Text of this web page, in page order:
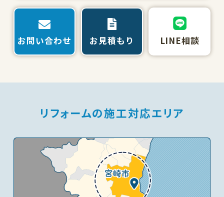
お問い合わせ お見積もり LINE相談
リフォームの施工対応エリア